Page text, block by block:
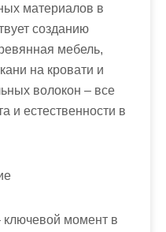
материалов в
созданию
мебель,
на кровати и
волокон – все
и естественности в
момент в